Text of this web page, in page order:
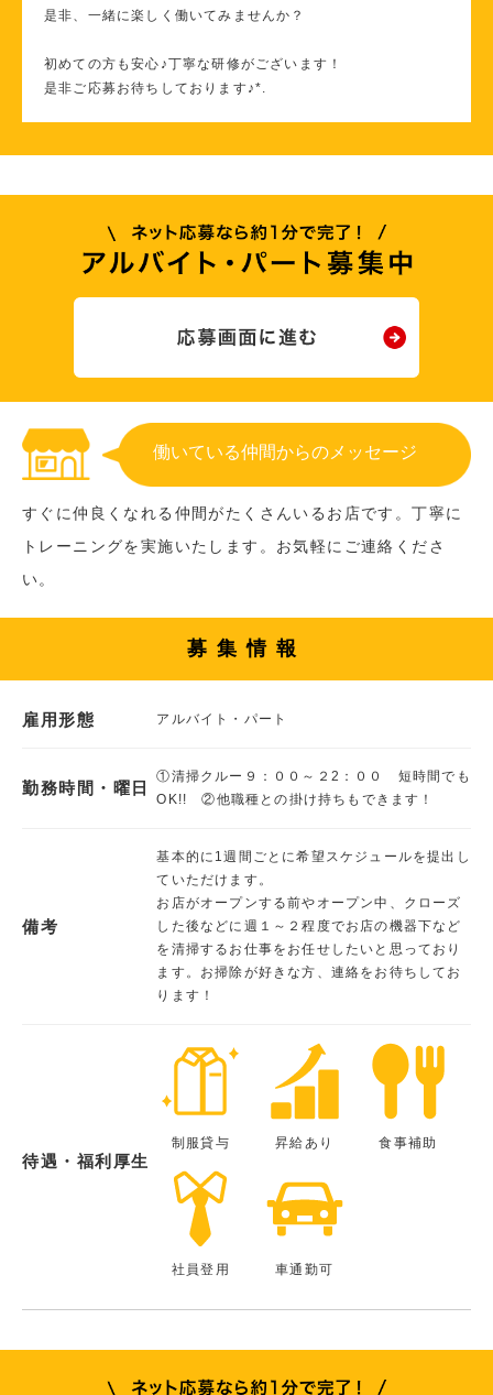
是非、一緒に楽しく働いてみませんか？
初めての方も安心♪丁寧な研修がございます！
是非ご応募お待ちしております♪*.
働いている仲間からのメッセージ
すぐに仲良くなれる仲間がたくさんいるお店です。丁寧に
トレーニングを実施いたします。お気軽にご連絡くださ
い。
募集情報
雇用形態 アルバイト・パート
勤務時間・曜日
①清掃クルー９：００～２2：００ 短時間でも
OK!! ②他職種との掛け持ちもできます！
備考
基本的に1週間ごとに希望スケジュールを提出し
ていただけます。
お店がオープンする前やオープン中、クローズ
した後などに週１～２程度でお店の機器下など
を清掃するお仕事をお任せしたいと思っており
ます。お掃除が好きな方、連絡をお待ちしてお
ります！
待遇・福利厚生
制服貸与 昇給あり 食事補助
社員登用 車通勤可